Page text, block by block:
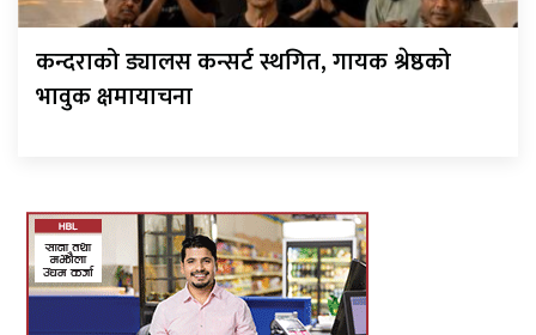
कन्दराको ड्यालस कन्सर्ट स्थगित, गायक श्रेष्ठको
भावुक क्षमायाचना